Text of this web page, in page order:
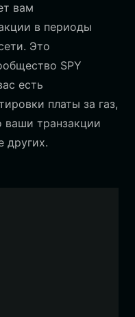
вам
в периоды
Это
SPY
есть
платы за газ,
ваши транзакции
других.